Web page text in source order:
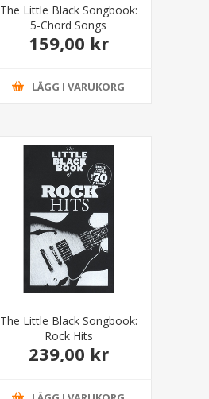
The Little Black Songbook:
5-Chord Songs
159,00 kr
LÄGG I VARUKORG
The Little Black Songbook:
Rock Hits
239,00 kr